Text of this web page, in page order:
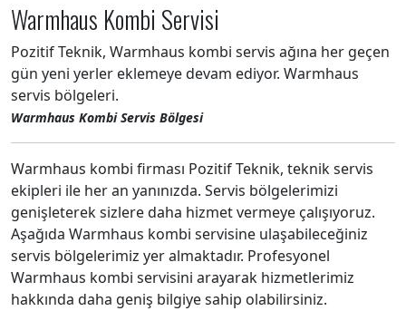
Warmhaus Kombi Servisi
Pozitif Teknik, Warmhaus kombi servis ağına her geçen
gün yeni yerler eklemeye devam ediyor. Warmhaus
servis bölgeleri.
Warmhaus Kombi Servis Bölgesi
Warmhaus kombi firması Pozitif Teknik, teknik servis
ekipleri ile her an yanınızda. Servis bölgelerimizi
genişleterek sizlere daha hizmet vermeye çalışıyoruz.
Aşağıda Warmhaus kombi servisine ulaşabileceğiniz
servis bölgelerimiz yer almaktadır. Profesyonel
Warmhaus kombi servisini arayarak hizmetlerimiz
hakkında daha geniş bilgiye sahip olabilirsiniz.